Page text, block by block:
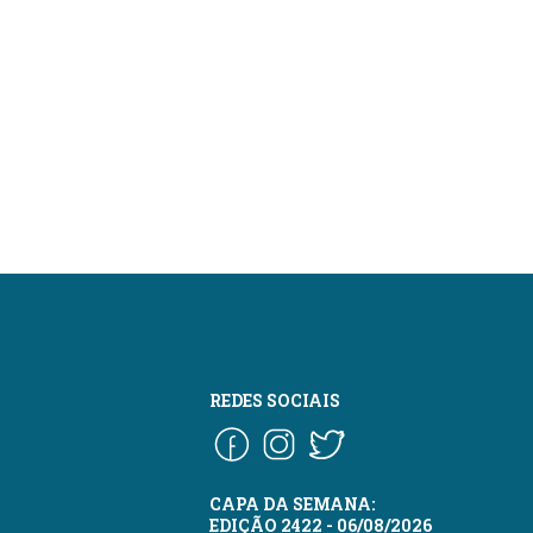
REDES SOCIAIS
CAPA DA SEMANA:
EDIÇÃO 2422 - 06/08/2026